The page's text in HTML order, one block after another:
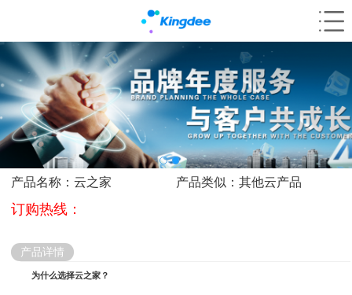
产品名称：云之家 产品类似：其他云产品
订购热线：
产品详情
为什么选择云之家？